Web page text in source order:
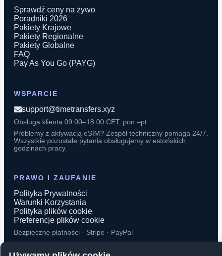
Sprawdź ceny na żywo
Poradniki 2026
Pakiety Krajowe
Pakiety Regionalne
Pakiety Globalne
FAQ
Pay As You Go (PAYG)
WSPARCIE
support@timetransfers.xyz
Obsługa klienta 09:00–18:00 CET, pon.–pt.
Problemy z aktywacją eSIM? Zespół techniczny pomaga 24/7.
Wszystkie pozostałe pytania obsługujemy w estońskich
godzinach pracy.
PRAWO I ZAUFANIE
Polityka Prywatności
Warunki Korzystania
Polityka plików cookie
Preferencje plików cookie
Bezpieczne płatności · Stripe · PayPal